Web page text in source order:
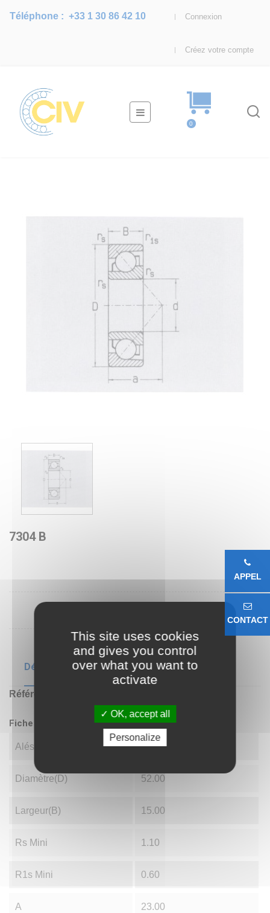
Connexion
Créez votre compte
Téléphone :+33 1 30 86 42 10
Basculer
la
☰
0
7304 B
Détails du produit
Référence
Fiche technique
Alésage(d) 20.00
Diamètre(D) 52.00
Largeur(B) 15.00
Rs Mini 1.10
R1s Mini 0.60
A 23.00
APPEL
CONTACT
This site uses cookies
and gives you control
over what you want to
activate
OK, accept all
Personalize